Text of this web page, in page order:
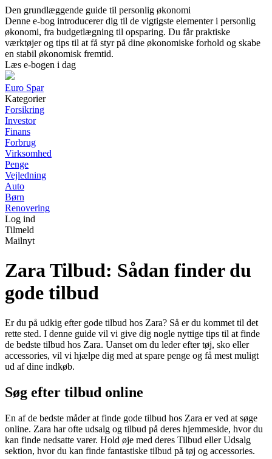
Den grundlæggende guide til personlig økonomi
Denne e-bog introducerer dig til de vigtigste elementer i personlig
økonomi, fra budgetlægning til opsparing. Du får praktiske
værktøjer og tips til at få styr på dine økonomiske forhold og skabe
en stabil økonomisk fremtid.
Læs e-bogen i dag
Euro Spar
Kategorier
Forsikring
Investor
Finans
Forbrug
Virksomhed
Penge
Vejledning
Auto
Børn
Renovering
Log ind
Tilmeld
Mailnyt
Zara Tilbud: Sådan finder du
gode tilbud
Er du på udkig efter gode tilbud hos Zara? Så er du kommet til det
rette sted. I denne guide vil vi give dig nogle nyttige tips til at finde
de bedste tilbud hos Zara. Uanset om du leder efter tøj, sko eller
accessories, vil vi hjælpe dig med at spare penge og få mest muligt
ud af dine indkøb.
Søg efter tilbud online
En af de bedste måder at finde gode tilbud hos Zara er ved at søge
online. Zara har ofte udsalg og tilbud på deres hjemmeside, hvor du
kan finde nedsatte varer. Hold øje med deres Tilbud eller Udsalg
sektion, hvor du kan finde fantastiske tilbud på tøj og accessories.